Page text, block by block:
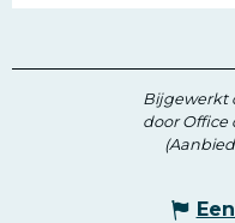
Bijgewerkt
door Office